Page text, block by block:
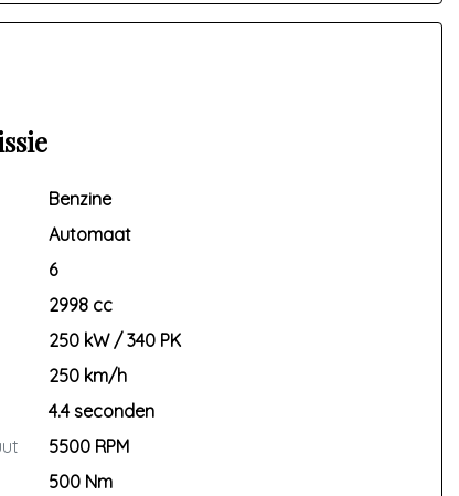
Benzine
Automaat
6
2998 cc
250 kW / 340 PK
250 km/h
4.4 seconden
5500 RPM
500 Nm